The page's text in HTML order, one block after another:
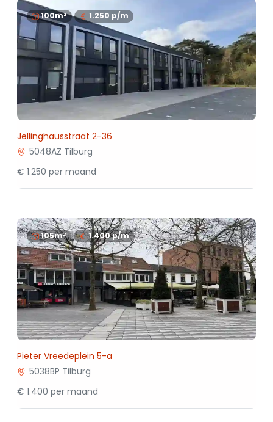
100m² 1.250 p/m
Jellinghausstraat 2-36
5048AZ Tilburg
€ 1.250 per maand
105m² 1.400p/m
Pieter Vreedeplein 5-a
5038BP Tilburg
€ 1.400 per maand